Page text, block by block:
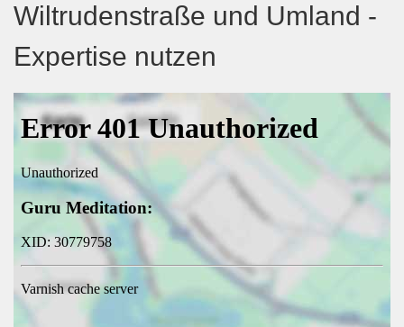
Wiltrudenstraße und Umland -
Expertise nutzen